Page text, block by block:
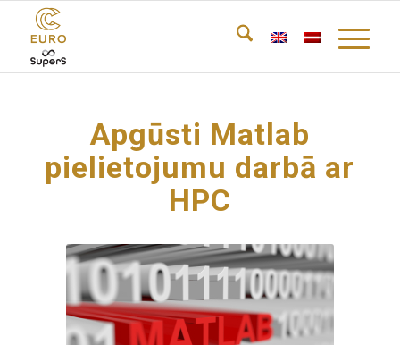
Apgūsti Matlab
pielietojumu darbā ar
HPC